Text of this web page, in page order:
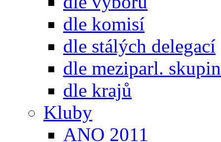
dle komisí
dle stálých delegací
dle meziparl. skupin
dle krajů
Kluby
ANO 2011